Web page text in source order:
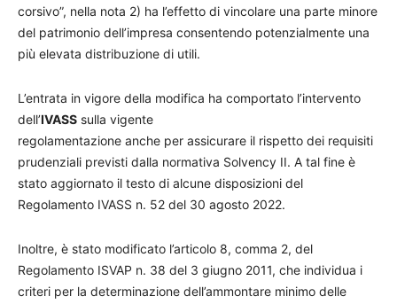
corsivo”, nella nota 2) ha l’effetto di vincolare una parte minore
del patrimonio dell’impresa consentendo potenzialmente una
più elevata distribuzione di utili.
L’entrata in vigore della modifica ha comportato l’intervento
dell’IVASS sulla vigente
regolamentazione anche per assicurare il rispetto dei requisiti
prudenziali previsti dalla normativa Solvency II. A tal fine è
stato aggiornato il testo di alcune disposizioni del
Regolamento IVASS n. 52 del 30 agosto 2022.
Inoltre, è stato modificato l’articolo 8, comma 2, del
Regolamento ISVAP n. 38 del 3 giugno 2011, che individua i
criteri per la determinazione dell’ammontare minimo delle